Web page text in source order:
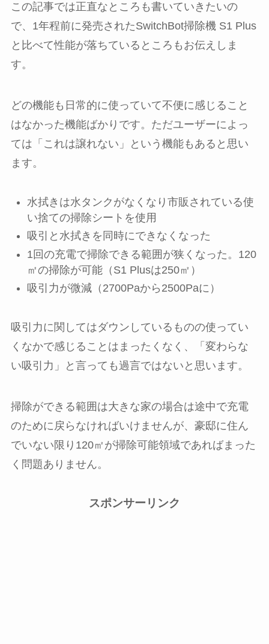
この記事では正直なところも書いていきたいの
で、1年程前に発売されたSwitchBot掃除機 S1 Plus
と比べて性能が落ちているところもお伝えしま
す。
どの機能も日常的に使っていて不便に感じること
はなかった機能ばかりです。ただユーザーによっ
ては「これは譲れない」という機能もあると思い
ます。
水拭きは水タンクがなくなり市販されている使
い捨ての掃除シートを使用
吸引と水拭きを同時にできなくなった
1回の充電で掃除できる範囲が狭くなった。120
㎡の掃除が可能（S1 Plusは250㎡）
吸引力が微減（2700Paから2500Paに）
吸引力に関してはダウンしているものの使ってい
くなかで感じることはまったくなく、「変わらな
い吸引力」と言っても過言ではないと思います。
掃除ができる範囲は大きな家の場合は途中で充電
のために戻らなければいけませんが、豪邸に住ん
でいない限り120㎡が掃除可能領域であればまった
く問題ありません。
スポンサーリンク